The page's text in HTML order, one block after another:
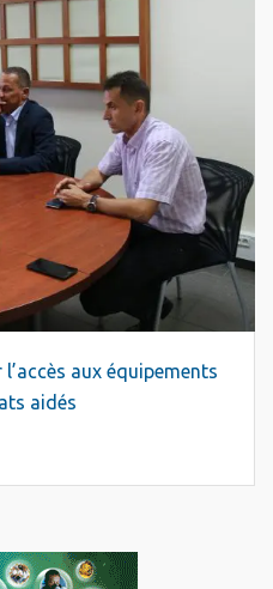
aux équipements
aidés